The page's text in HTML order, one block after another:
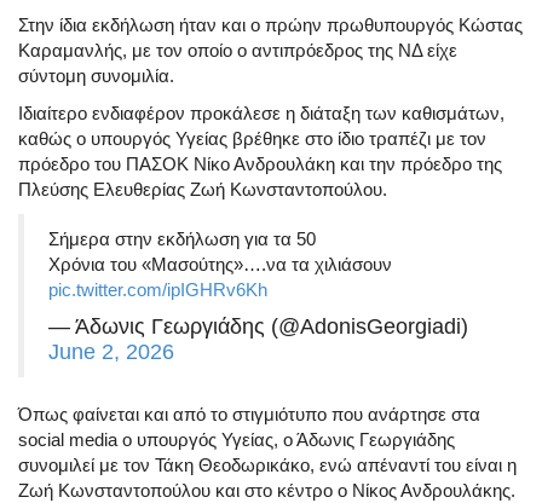
Στην ίδια εκδήλωση ήταν και ο πρώην πρωθυπουργός Κώστας
Καραμανλής, με τον οποίο ο αντιπρόεδρος της ΝΔ είχε
σύντομη συνομιλία.
Ιδιαίτερο ενδιαφέρον προκάλεσε η διάταξη των καθισμάτων,
καθώς ο υπουργός Υγείας βρέθηκε στο ίδιο τραπέζι με τον
πρόεδρο του ΠΑΣΟΚ Νίκο Ανδρουλάκη και την πρόεδρο της
Πλεύσης Ελευθερίας Ζωή Κωνσταντοπούλου.
Σήμερα στην εκδήλωση για τα 50
Χρόνια του «Μασούτης»….να τα χιλιάσουν
pic.twitter.com/ipIGHRv6Kh
— Άδωνις Γεωργιάδης (@AdonisGeorgiadi)
June 2, 2026
Όπως φαίνεται και από το στιγμιότυπο που ανάρτησε στα
social media ο υπουργός Υγείας, ο Άδωνις Γεωργιάδης
συνομιλεί με τον Τάκη Θεοδωρικάκο, ενώ απέναντί του είναι η
Ζωή Κωνσταντοπούλου και στο κέντρο ο Νίκος Ανδρουλάκης.